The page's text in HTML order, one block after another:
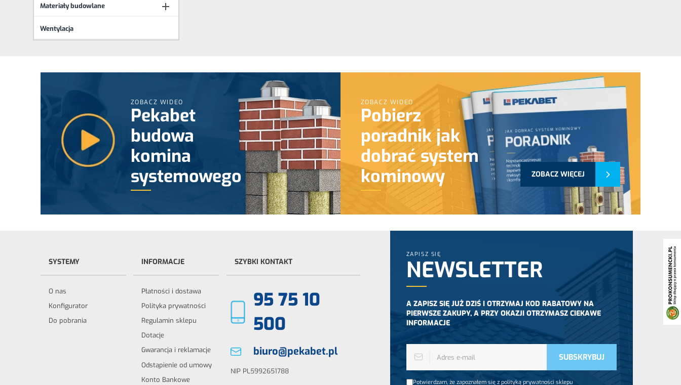
Materiały budowlane 
Wentylacja
ZOBACZ WIDEO
Pekabet
budowa
komina
systemowego
ZOBACZ WIDEO
Pobierz
poradnik jak
dobrać system
kominowy
ZOBACZ WIĘCEJ
SYSTEMY
O nas
Konfigurator
Do pobrania
INFORMACJE
Płatności i dostawa
Polityka prywatności
Regulamin sklepu
Dotacje
Gwarancja i reklamacje
Odstąpienie od umowy
Konto Bankowe
SZYBKI KONTAKT
95 75 10
500
biuro@pekabet.pl
NIP PL5992651788
ZAPISZ SIĘ
NEWSLETTER
A ZAPISZ SIĘ JUŻ DZIŚ I OTRZYMAJ KOD RABATOWY NA
PIERWSZE ZAKUPY, A PRZY OKAZJI OTRZYMASZ CIEKAWE
INFORMACJE
Potwierdzam, że zapoznałem się z polityką prywatności sklepu